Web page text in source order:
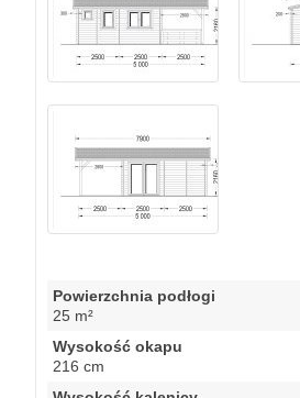
Powierzchnia podłogi
25 m²
Wysokość okapu
216 cm